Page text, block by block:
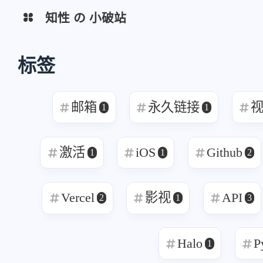
最近评论
reniao 橡皮
/2025
Lins
Memos 青龙
Random Img ImgBed
Uptime
知性 の 小破站
标签
邮箱 1 永久链接 1
激活 1 iOS 1 Github 2
Vercel 2 影视 1 API 3
Halo 1